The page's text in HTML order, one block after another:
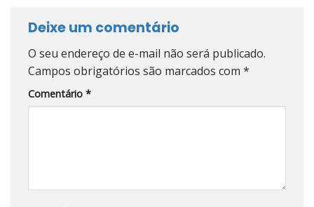
Deixe um comentário
O seu endereço de e-mail não será publicado.
Campos obrigatórios são marcados com *
Comentário *